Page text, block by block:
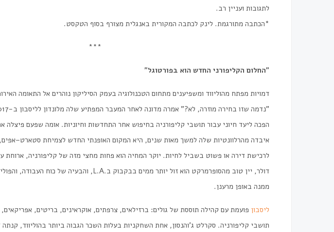
לתגובות ועניין רב.
*הכתבה מתורגמת. לינק לכתבה המקורית באנגלית מצורף בסוף הטקסט.
***
״החלום הקליפורני החדש הוא בפורטוגל״
דמויות מפתח מהוליווד ומשפיענים מתחום הטכנולוגיה בעמק הסיליקון נוהרים אל התאומה
"נדמה שזו בחירה מוזרה, לא?" אמרה מדונה לאחר המעבר המפתיע שלה מלונדון לליסבון ב-2017.
הפכה ליעד חיוני עבור תושבי קליפורניה בחיפוש אחר התחדשות וחיוניות. אומה שפעם פיצלה
איבדה מהרלוונטיות שלה למשך מאות שנים, היא המקום האופנתי החדש לצמיחת סטארט–אפים,
לרכישת דירה או פשוט בשביל לחיות. יוקר המחיה הוא פחות מחצי מזה של קליפורניה, ארוחת
דולר, יין טוב מהסופרמרקט הוא זול יותר ממים בבקבוק בL.A.
, והבעיה של כוח העבודה,
ממנה באופן מרענן.
ליסבון פועמת עם קהילה תוססת של גולים: ברזילאים, צרפתים, אוקראינים, בריטים, אפריקאים,
תושבי קליפורניה. סקרלט ג'והנסון, אחת השחקניות בעלות השכר הגבוה ביותר בהוליווד, קנתה